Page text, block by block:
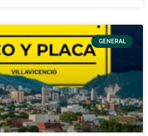
GENERAL